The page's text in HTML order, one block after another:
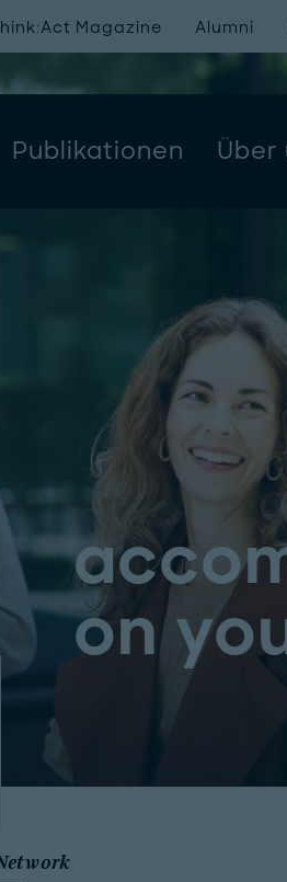
Publikationen Über
Magazine Alumni
on